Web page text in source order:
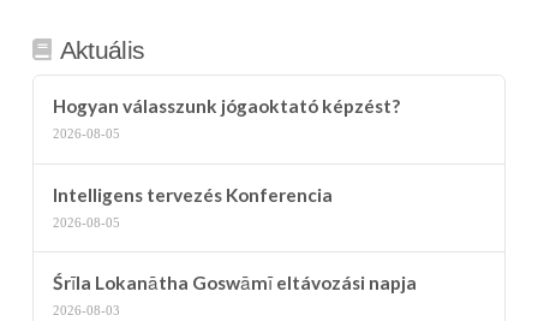
Aktuális
Hogyan válasszunk jógaoktató képzést?
2026-08-05
Intelligens tervezés Konferencia
2026-08-05
Śrīla Lokanātha Goswāmī eltávozási napja
2026-08-03